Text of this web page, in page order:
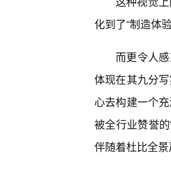
化到了“制造体
而更令人
体现在其九分
心去构建一个
被全行业赞誉
伴随着杜比全